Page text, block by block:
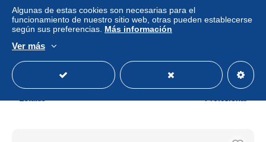
91627b Polynesie Polynesia N°71 sainte therese et enfant
jesus Tableau painting Non dentelé imperf ** MNH coin
± 132,84 US$
Algunas de estas cookies son necesarias para el
funcionamiento de nuestro sitio web, otras pueden establecerse
según sus preferencias. Más información
Ver más